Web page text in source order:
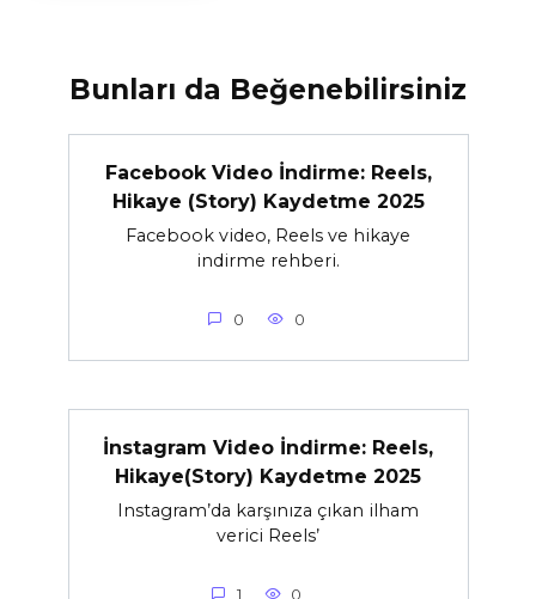
Bunları da Beğenebilirsiniz
Facebook Video İndirme: Reels,
Hikaye (Story) Kaydetme 2025
Facebook video, Reels ve hikaye
indirme rehberi.
0 0
İnstagram Video İndirme: Reels,
Hikaye(Story) Kaydetme 2025
Instagram’da karşınıza çıkan ilham
verici Reels’
1 0